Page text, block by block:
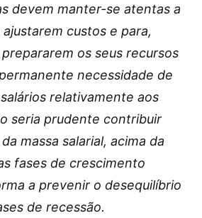
devem manter-se atentas a
custos e para,
os seus recursos
necessidade de
relativamente aos
seria prudente contribuir
massa salarial, acima da
fases de crescimento
a prevenir o desequilíbrio
de recessão.